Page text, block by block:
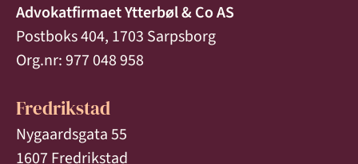
Advokatfirmaet Ytterbøl & Co AS
Postboks 404, 1703 Sarpsborg
Org.nr: 977 048 958
Fredrikstad
Nygaardsgata 55
1607 Fredrikstad